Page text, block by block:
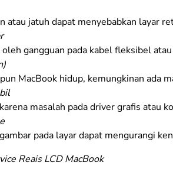
atau jatuh dapat menyebabkan layar
gangguan pada kabel fleksibel
MacBook hidup, kemungkinan ada
masalah pada driver grafis atau
pada layar dapat mengurangi
Reais LCD MacBook